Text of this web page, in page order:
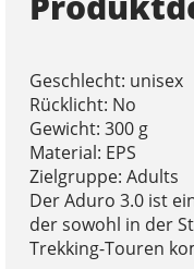
Geschlecht: unisex
Rücklicht: No
Gewicht: 300 g
Material: EPS
Zielgruppe: Adults
Der Aduro 3.0 ist
der sowohl in der
Trekking-Touren